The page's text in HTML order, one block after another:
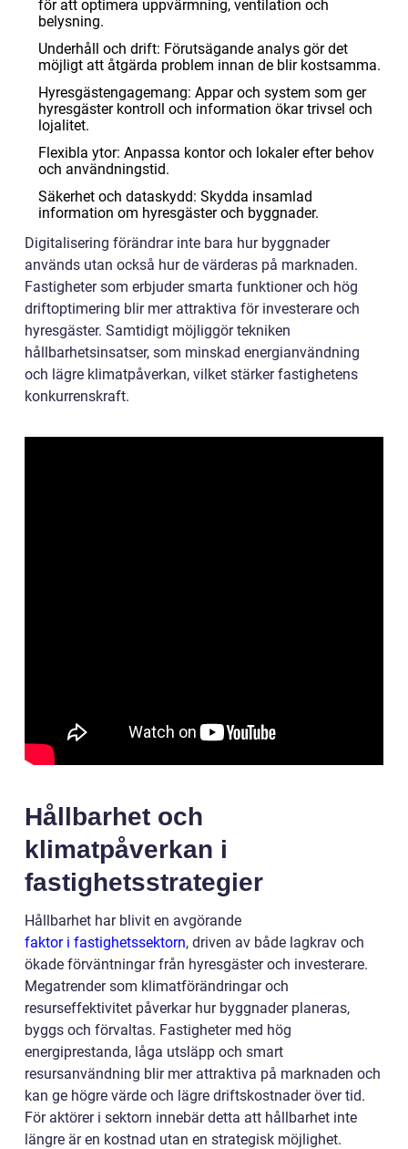
för att optimera uppvärmning, ventilation och
belysning.
Underhåll och drift: Förutsägande analys gör det
möjligt att åtgärda problem innan de blir kostsamma.
Hyresgästengagemang: Appar och system som ger
hyresgäster kontroll och information ökar trivsel och
lojalitet.
Flexibla ytor: Anpassa kontor och lokaler efter behov
och användningstid.
Säkerhet och dataskydd: Skydda insamlad
information om hyresgäster och byggnader.
Digitalisering förändrar inte bara hur byggnader
används utan också hur de värderas på marknaden.
Fastigheter som erbjuder smarta funktioner och hög
driftoptimering blir mer attraktiva för investerare och
hyresgäster. Samtidigt möjliggör tekniken
hållbarhetsinsatser, som minskad energianvändning
och lägre klimatpåverkan, vilket stärker fastighetens
konkurrenskraft.
Hållbarhet och
klimatpåverkan i
fastighetsstrategier
Hållbarhet har blivit en avgörande
faktor i fastighetssektorn, driven av både lagkrav och
ökade förväntningar från hyresgäster och investerare.
Megatrender som klimatförändringar och
resurseffektivitet påverkar hur byggnader planeras,
byggs och förvaltas. Fastigheter med hög
energiprestanda, låga utsläpp och smart
resursanvändning blir mer attraktiva på marknaden och
kan ge högre värde och lägre driftskostnader över tid.
För aktörer i sektorn innebär detta att hållbarhet inte
längre är en kostnad utan en strategisk möjlighet.